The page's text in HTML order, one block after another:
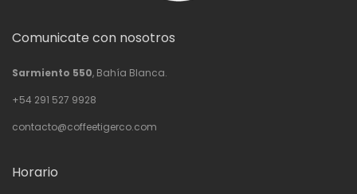
Comunicate con nosotros
Sarmiento 550, Bahía Blanca.
+54 291 527 9928
contacto@coffeetigerco.com
Horario